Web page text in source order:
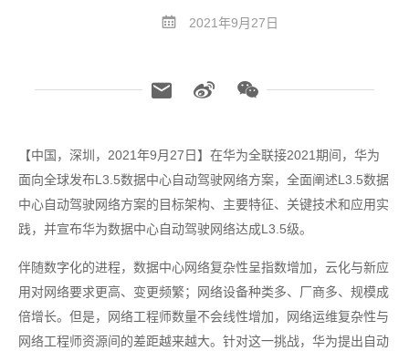
2021年9月27日
【中国，深圳，2021年9月27日】在华为全联接2021期间，华为
面向全球发布L3.5数据中心自动驾驶网络方案，全面阐述L3.5数据
中心自动驾驶网络方案的目标架构、主要特征、关键技术和应用实
践，并宣布华为数据中心自动驾驶网络达成L3.5级。
伴随数字化的进程，数据中心网络复杂性呈指数增加，云化与新应
用对网络要求更高、变更频繁；网络设备种类多、厂商多、规模成
倍增长。但是，网络工程师数量不会线性增加，网络运维复杂性与
网络工程师资源间的差距越来越大。针对这一挑战，华为提出自动